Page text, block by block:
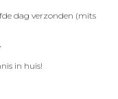
dag verzonden (mits
in huis!